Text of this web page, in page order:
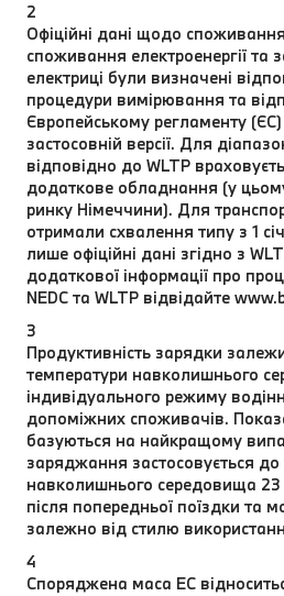
2
Офіційні дані щодо
споживання електроенергії та
електриці були визначені
процедури вимірювання та
Європейському регламенту
застосовній версії. Для
відповідно до WLTP
додаткове обладнання (у
ринку Німеччини). Для
отримали схвалення типу з 1
лише офіційні дані згідно з
додаткової інформації про
NEDC та WLTP відвідайте
3
Продуктивність зарядки
температури навколишнього
індивідуального режиму
допоміжних споживачів.
базуються на найкращому
заряджання застосовується до
навколишнього середовища 23
після попередньої поїздки та
залежно від стилю
4
Споряджена маса EC